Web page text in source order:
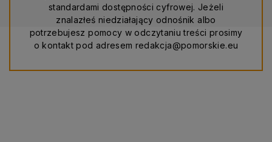
standardami dostępności cyfrowej. Jeżeli
znalazłeś niedziałający odnośnik albo
potrzebujesz pomocy w odczytaniu treści prosimy
o kontakt pod adresem redakcja@pomorskie.eu